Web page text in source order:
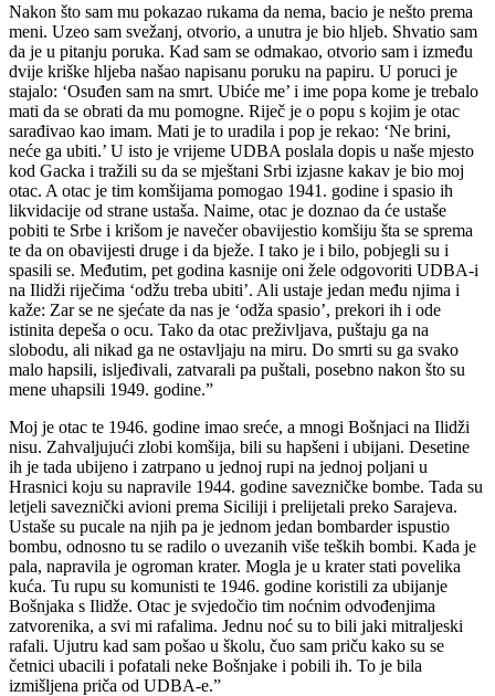
Nakon što sam mu pokazao rukama da nema, bacio je nešto prema
meni. Uzeo sam svežanj, otvorio, a unutra je bio hljeb. Shvatio sam
da je u pitanju poruka. Kad sam se odmakao, otvorio sam i između
dvije kriške hljeba našao napisanu poruku na papiru. U poruci je
stajalo: ‘Osuđen sam na smrt. Ubiće me’ i ime popa kome je trebalo
mati da se obrati da mu pomogne. Riječ je o popu s kojim je otac
sarađivao kao imam. Mati je to uradila i pop je rekao: ‘Ne brini,
neće ga ubiti.’ U isto je vrijeme UDBA poslala dopis u naše mjesto
kod Gacka i tražili su da se mještani Srbi izjasne kakav je bio moj
otac. A otac je tim komšijama pomogao 1941. godine i spasio ih
likvidacije od strane ustaša. Naime, otac je doznao da će ustaše
pobiti te Srbe i krišom je navečer obavijestio komšiju šta se sprema
te da on obavijesti druge i da bježe. I tako je i bilo, pobjegli su i
spasili se. Međutim, pet godina kasnije oni žele odgovoriti UDBA-i
na Ilidži riječima ‘odžu treba ubiti’. Ali ustaje jedan među njima i
kaže: Zar se ne sjećate da nas je ‘odža spasio’, prekori ih i ode
istinita depeša o ocu. Tako da otac preživljava, puštaju ga na
slobodu, ali nikad ga ne ostavljaju na miru. Do smrti su ga svako
malo hapsili, isljeđivali, zatvarali pa puštali, posebno nakon što su
mene uhapsili 1949. godine.”
Moj je otac te 1946. godine imao sreće, a mnogi Bošnjaci na Ilidži
nisu. Zahvaljujući zlobi komšija, bili su hapšeni i ubijani. Desetine
ih je tada ubijeno i zatrpano u jednoj rupi na jednoj poljani u
Hrasnici koju su napravile 1944. godine savezničke bombe. Tada su
letjeli saveznički avioni prema Siciliji i prelijetali preko Sarajeva.
Ustaše su pucale na njih pa je jednom jedan bombarder ispustio
bombu, odnosno tu se radilo o uvezanih više teških bombi. Kada je
pala, napravila je ogroman krater. Mogla je u krater stati povelika
kuća. Tu rupu su komunisti te 1946. godine koristili za ubijanje
Bošnjaka s Ilidže. Otac je svjedočio tim noćnim odvođenjima
zatvorenika, a svi mi rafalima. Jednu noć su to bili jaki mitraljeski
rafali. Ujutru kad sam pošao u školu, čuo sam priču kako su se
četnici ubacili i pofatali neke Bošnjake i pobili ih. To je bila
izmišljena priča od UDBA-e.”